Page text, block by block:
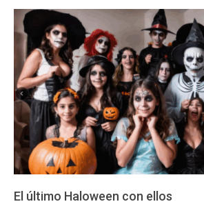
El último Haloween con ellos